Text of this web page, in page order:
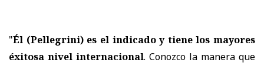
"Él (Pellegrini) es el indicado y tiene los mayores
éxitosa nivel internacional. Conozco la manera que